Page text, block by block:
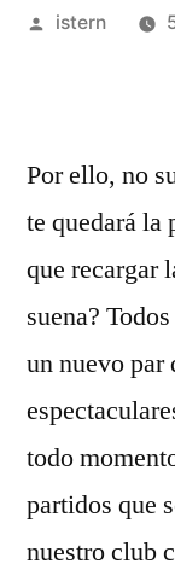
Publicado
istern
Por ello, no
te quedará la
que recargar
suena?
un nuevo par
todo
partidos que
nuestro club